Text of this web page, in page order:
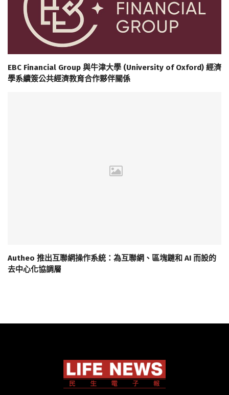
EBC Financial Group 與牛津大學 (University of Oxford) 經濟
學系續簽公共經濟教育合作夥伴關係
Autheo 推出互聯網操作系統：為互聯網、區塊鏈和 AI 而設的
去中心化協調層